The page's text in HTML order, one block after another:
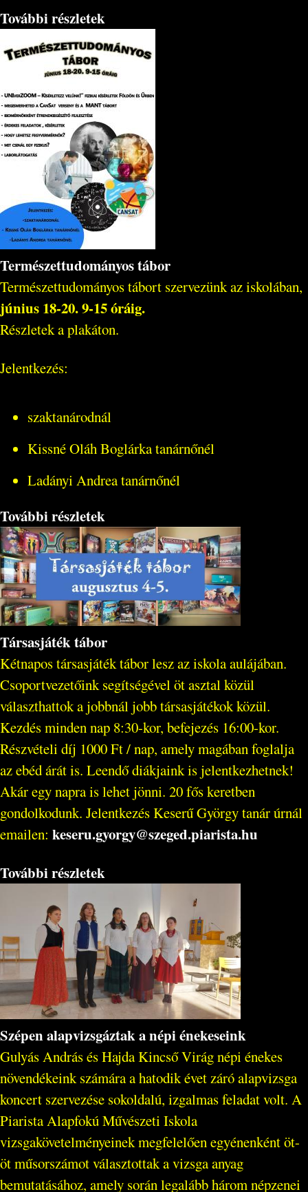
További részletek
Természettudományos tábor
Természettudományos tábort szervezünk az iskolában,
június 18-20. 9-15 óráig.
Részletek a plakáton.
Jelentkezés:
szaktanárodnál
Kissné Oláh Boglárka tanárnőnél
Ladányi Andrea tanárnőnél
További részletek
Társasjáték tábor
Kétnapos társasjáték tábor lesz az iskola aulájában.
Csoportvezetőink segítségével öt asztal közül
választhattok a jobbnál jobb társasjátékok közül.
Kezdés minden nap 8:30-kor, befejezés 16:00-kor.
Részvételi díj 1000 Ft / nap, amely magában foglalja
az ebéd árát is. Leendő diákjaink is jelentkezhetnek!
Akár egy napra is lehet jönni. 20 fős keretben
gondolkodunk. Jelentkezés Keserű György tanár úrnál
emailen: keseru.gyorgy@szeged.piarista.hu
További részletek
Szépen alapvizsgáztak a népi énekeseink
Gulyás András és Hajda Kincső Virág népi énekes
növendékeink számára a hatodik évet záró alapvizsga
koncert szervezése sokoldalú, izgalmas feladat volt. A
Piarista Alapfokú Művészeti Iskola
vizsgakövetelményeinek megfelelően egyénenként öt-
öt műsorszámot választottak a vizsga anyag
bemutatásához, amely során legalább három népzenei